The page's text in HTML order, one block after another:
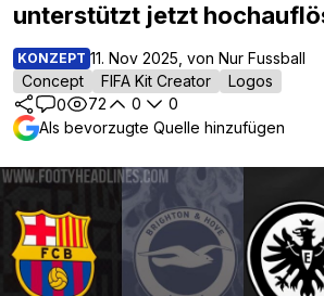
unterstützt jetzt
KONZEPT 11. Nov 2025, von Nur Fussball
Concept
FIFA Kit Creator
Logos
0
72 0
0
Als bevorzugte Quelle hinzufügen